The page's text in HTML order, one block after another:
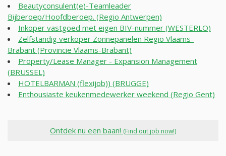
Beautyconsulent(e)-Teamleader
Bijberoep/Hoofdberoep. (Regio Antwerpen)
Inkoper vastgoed met eigen BIV-nummer (WESTERLO)
Zelfstandig verkoper Zonnepanelen Regio Vlaams-
Brabant (Provincie Vlaams-Brabant)
Property/Lease Manager - Expansion Management
(BRUSSEL)
HOTELBARMAN (flexijob)) (BRUGGE)
Enthousiaste keukenmedewerker weekend (Regio Gent)
Ontdek nu een baan! (Find out job now!)